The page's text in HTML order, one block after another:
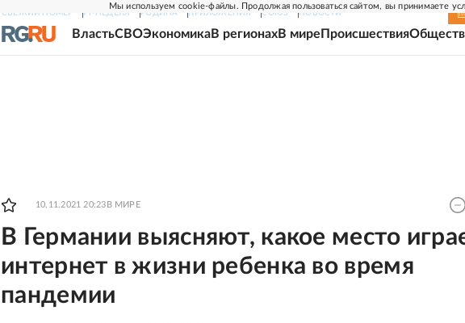
Мы используем cookie-файлы. Продолжая пользоваться сайтом, вы принимаете
СВЕЖИЙ НОМЕР РГ-НЕДЕЛЯ РОДИНА ПРИЛОЖЕНИЯ СОЮЗ НОВОСТИ
ВластьСВОЭкономикаВ регионахВ мире Происшествия
10.11.2021 20:23 В МИРЕ
В Германии выясняют, какое место
интернет в жизни ребенка во время
пандемии